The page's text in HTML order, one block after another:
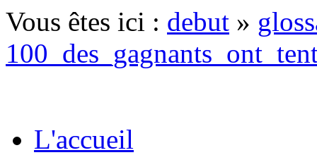
Vous êtes ici : debut »
L'accueil